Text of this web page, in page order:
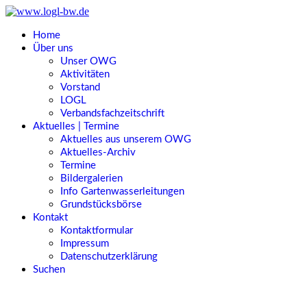
Home
Über uns
Unser OWG
Aktivitäten
Vorstand
LOGL
Verbandsfachzeitschrift
Aktuelles | Termine
Aktuelles aus unserem OWG
Aktuelles-Archiv
Termine
Bildergalerien
Info Gartenwasserleitungen
Grundstücksbörse
Kontakt
Kontaktformular
Impressum
Datenschutzerklärung
Suchen